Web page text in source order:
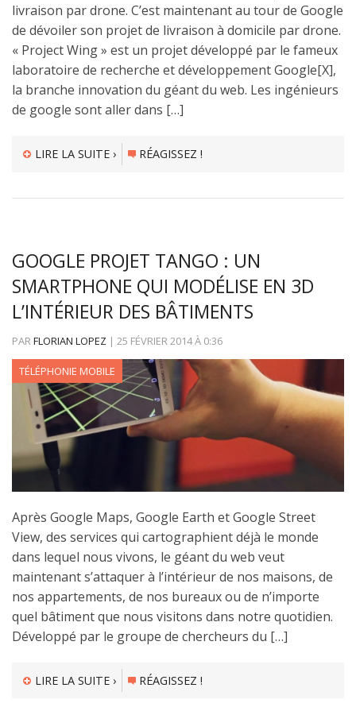
livraison par drone. C’est maintenant au tour de Google
de dévoiler son projet de livraison à domicile par drone.
« Project Wing » est un projet développé par le fameux
laboratoire de recherche et développement Google[X],
la branche innovation du géant du web. Les ingénieurs
de google sont aller dans […]
LIRE LA SUITE › RÉAGISSEZ !
GOOGLE PROJET TANGO : UN
SMARTPHONE QUI MODÉLISE EN 3D
L’INTÉRIEUR DES BÂTIMENTS
PAR FLORIAN LOPEZ | 25 FÉVRIER 2014À 0:36
TÉLÉPHONIE MOBILE
Après Google Maps, Google Earth et Google Street
View, des services qui cartographient déjà le monde
dans lequel nous vivons, le géant du web veut
maintenant s’attaquer à l’intérieur de nos maisons, de
nos appartements, de nos bureaux ou de n’importe
quel bâtiment que nous visitons dans notre quotidien.
Développé par le groupe de chercheurs du […]
LIRE LA SUITE › RÉAGISSEZ !